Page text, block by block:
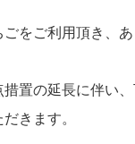
をご利用頂き、
措置の延長に伴い
きます。